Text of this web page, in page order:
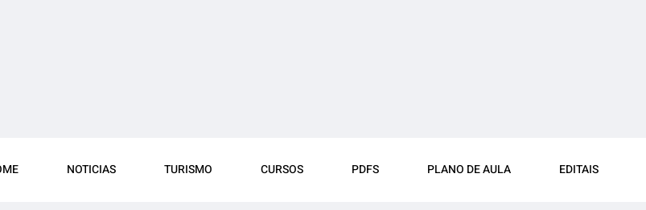
NOTICIAS TURISMO CURSOS PDFS PLANO DE AULA EDITAIS